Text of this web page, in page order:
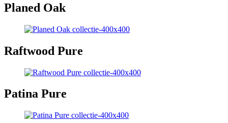
Planed Oak
Raftwood Pure
Patina Pure